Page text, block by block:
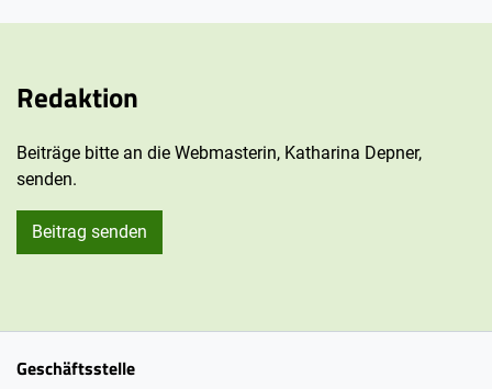
Redaktion
Beiträge bitte an die Webmasterin, Katharina Depner,
senden.
Beitrag senden
Geschäftsstelle